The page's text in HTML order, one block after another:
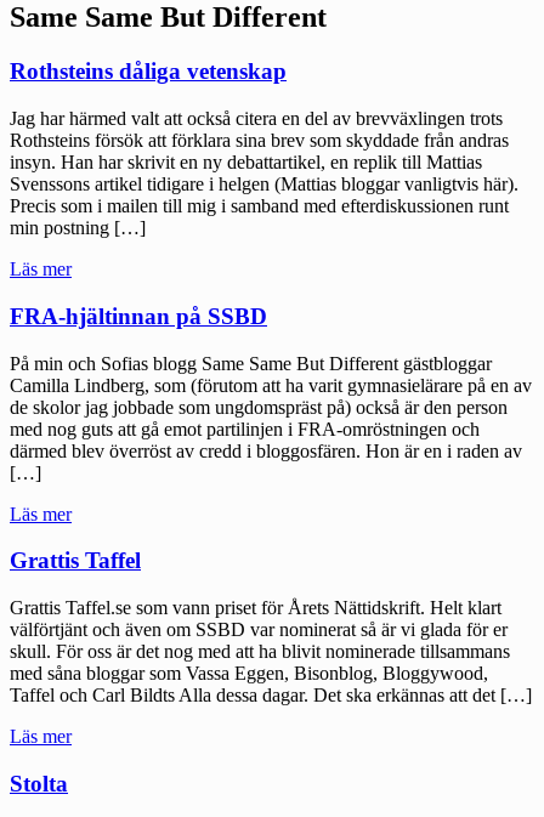
Same Same But Different
Rothsteins dåliga vetenskap
Jag har härmed valt att också citera en del av brevväxlingen trots
Rothsteins försök att förklara sina brev som skyddade från andras
insyn. Han har skrivit en ny debattartikel, en replik till Mattias
Svenssons artikel tidigare i helgen (Mattias bloggar vanligtvis här).
Precis som i mailen till mig i samband med efterdiskussionen runt
min postning […]
Läs mer"Rothsteins
vetenskap"
FRA-hjältinnan på SSBD
På min och Sofias blogg Same Same But Different gästbloggar
Camilla Lindberg, som (förutom att ha varit gymnasielärare på en av
de skolor jag jobbade som ungdomspräst på) också är den person
med nog guts att gå emot partilinjen i FRA-omröstningen och
därmed blev överröst av credd i bloggosfären. Hon är en i raden av
[…]
Läs mer"FRA-
på
Grattis Taffel
Grattis Taffel.se som vann priset för Årets Nättidskrift. Helt klart
välförtjänt och även om SSBD var nominerat så är vi glada för er
skull. För oss är det nog med att ha blivit nominerade tillsammans
med såna bloggar som Vassa Eggen, Bisonblog, Bloggywood,
Taffel och Carl Bildts Alla dessa dagar. Det ska erkännas att det […]
Läs mer"Grattis
Stolta